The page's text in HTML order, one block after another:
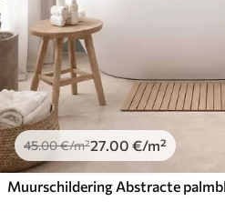
45.00€/m²27.00 €/m²